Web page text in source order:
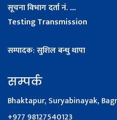
सूचना विभाग दर्ता नं. ....
Testing Transmission
सम्पादक: सुशिल बन्धु थापा
सम्पर्क
Bhaktapur, Suryabinayak,
+977 98127540123